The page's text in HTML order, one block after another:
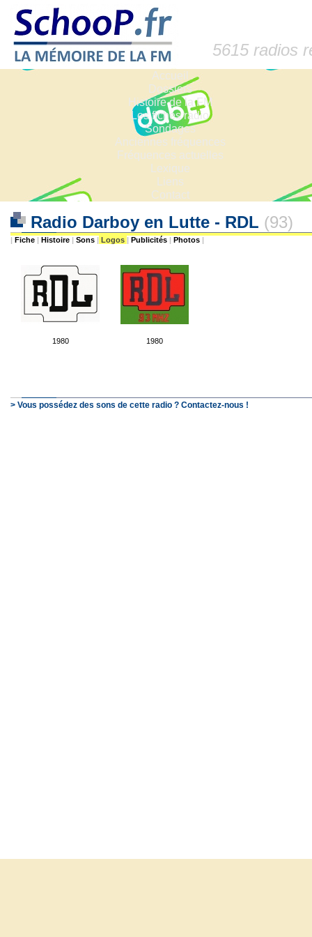
5615 radios
Accueil
Dossiers
Histoire de la FM
Les fiches radio
Sondages
Anciennes fréquences
Fréquences actuelles
Lexique
Liens
Contact
Radio Darboy en Lutte - RDL (93)
| Fiche | Histoire | Sons | Logos | Publicités | Photos |
1980 1980
> Vous possédez des sons de cette radio ? Contactez-nous !